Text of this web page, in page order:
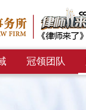
冠领团队